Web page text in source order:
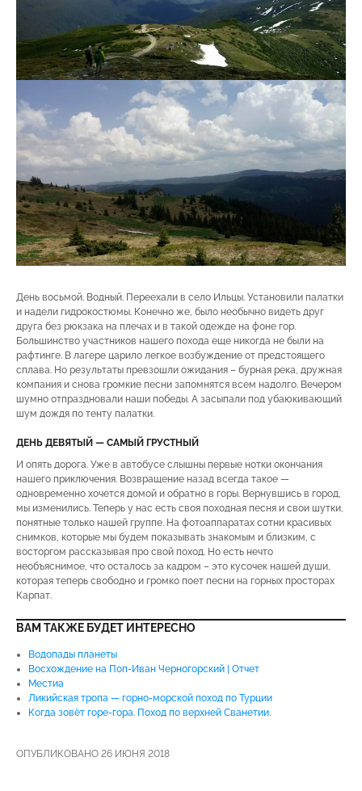
День восьмой. Водный. Переехали в село Ильцы. Установили палатки
и надели гидрокостюмы. Конечно же, было необычно видеть друг
друга без рюкзака на плечах и в такой одежде на фоне гор.
Большинство участников нашего похода еще никогда не были на
рафтинге. В лагере царило легкое возбуждение от предстоящего
сплава. Но результаты превзошли ожидания – бурная река, дружная
компания и снова громкие песни запомнятся всем надолго. Вечером
шумно отпраздновали наши победы. А засыпали под убаюкивающий
шум дождя по тенту палатки.
ДЕНЬ ДЕВЯТЫЙ — САМЫЙ ГРУСТНЫЙ
И опять дорога. Уже в автобусе слышны первые нотки окончания
нашего приключения. Возвращение назад всегда такое —
одновременно хочется домой и обратно в горы. Вернувшись в город,
мы изменились. Теперь у нас есть своя походная песня и свои шутки,
понятные только нашей группе. На фотоаппаратах сотни красивых
снимков, которые мы будем показывать знакомым и близким, с
восторгом рассказывая про свой поход. Но есть нечто
необъяснимое, что осталось за кадром – это кусочек нашей души,
которая теперь свободно и громко поет песни на горных просторах
Карпат.
ВАМ ТАКЖЕ БУДЕТ ИНТЕРЕСНО
Водопады планеты
Восхождение на Поп-Иван Черногорский | Отчет
Местиа
Ликийская тропа — горно-морской поход по Турции
Когда зовёт горе-гора. Поход по верхней Сванетии.
ОПУБЛИКОВАНО 26 ИЮНЯ 2018